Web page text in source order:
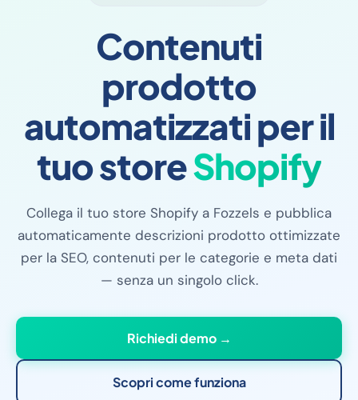
Contenuti
prodotto
automatizzati per il
tuo storeShopify
Collega il tuo store Shopify a Fozzels e pubblica
automaticamente descrizioni prodotto ottimizzate
per la SEO, contenuti per le categorie e meta dati
— senza un singolo click.
Richiedi demo →
Scopri come funziona